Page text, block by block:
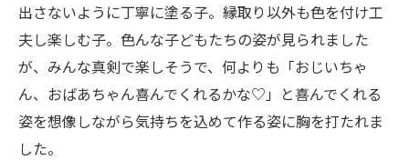
出さないように丁寧に塗る子。縁取り以外も色を付け工
夫し楽しむ子。色んな子どもたちの姿が見られました
が、みんな真剣で楽しそうで、何よりも「おじいちゃ
ん、おばあちゃん喜んでくれるかな♡」と喜んでくれる
姿を想像しながら気持ちを込めて作る姿に胸を打たれま
した。